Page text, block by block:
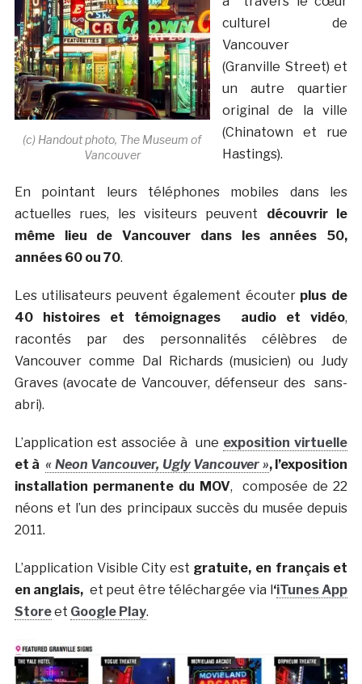
(c) Handout photo, The Museum of
Vancouver
culturel de
Vancouver
(Granville Street) et
un autre quartier
original de la ville
(Chinatown et rue
Hastings).
En pointant leurs téléphones mobiles dans les
actuelles rues, les visiteurs peuvent découvrir le
même lieu de Vancouver dans les années 50,
années 60 ou 70.
Les utilisateurs peuvent également écouter plus de
40 histoires et témoignages audio et vidéo,
racontés par des personnalités célèbres de
Vancouver comme Dal Richards (musicien) ou Judy
Graves (avocate de Vancouver, défenseur des sans-
abri).
L’application est associée à une exposition virtuelle
et à« Neon Vancouver, Ugly Vancouver », l’exposition
installation permanente du MOV, composée de 22
néons et l’un des principaux succès du musée depuis
2011.
L’application Visible City est gratuite, en français et
en anglais, et peut être téléchargée via l‘iTunes App
Storeet Google Play.